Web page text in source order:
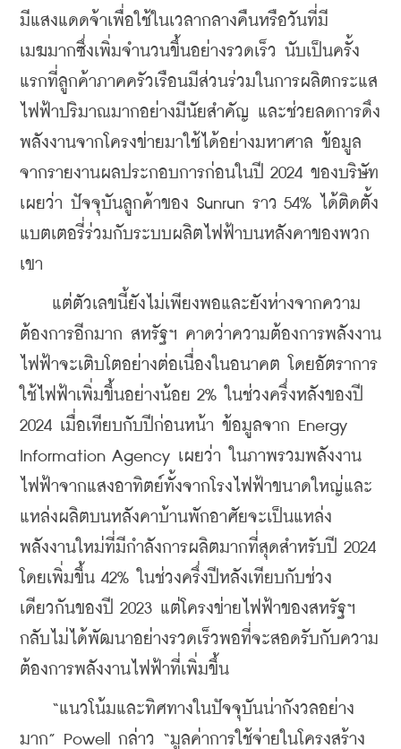
มีแสงแดดจ้าเพื่อใช้ในเวลากลางคืนหรือวันที่มี
เมฆมากซึ่งเพิ่มจำนวนขึ้นอย่างรวดเร็ว นับเป็นครั้ง
แรกที่ลูกค้าภาคครัวเรือนมีส่วนร่วมในการผลิตกระแส
ไฟฟ้าปริมาณมากอย่างมีนัยสำคัญ และช่วยลดการดึง
พลังงานจากโครงข่ายมาใช้ได้อย่างมหาศาล ข้อมูล
จากรายงานผลประกอบการก่อนในปี 2024 ของบริษัท
เผยว่า ปัจจุบันลูกค้าของ Sunrun ราว 54% ได้ติดตั้ง
แบตเตอรี่ร่วมกับระบบผลิตไฟฟ้าบนหลังคาของพวก
เขา
แต่ตัวเลขนี้ยังไม่เพียงพอและยังห่างจากความ
ต้องการอีกมาก สหรัฐฯ คาดว่าความต้องการพลังงาน
ไฟฟ้าจะเติบโตอย่างต่อเนื่องในอนาคต โดยอัตราการ
ใช้ไฟฟ้าเพิ่มขึ้นอย่างน้อย 2% ในช่วงครึ่งหลังของปี
2024 เมื่อเทียบกับปีก่อนหน้า ข้อมูลจาก Energy
Information Agency เผยว่า ในภาพรวมพลังงาน
ไฟฟ้าจากแสงอาทิตย์ทั้งจากโรงไฟฟ้าขนาดใหญ่และ
แหล่งผลิตบนหลังคาบ้านพักอาศัยจะเป็นแหล่ง
พลังงานใหม่ที่มีกำลังการผลิตมากที่สุดสำหรับปี 2024
โดยเพิ่มขึ้น 42% ในช่วงครึ่งปีหลังเทียบกับช่วง
เดียวกันของปี 2023 แต่โครงข่ายไฟฟ้าของสหรัฐฯ
กลับไม่ได้พัฒนาอย่างรวดเร็วพอที่จะสอดรับกับความ
ต้องการพลังงานไฟฟ้าที่เพิ่มขึ้น
“แนวโน้มและทิศทางในปัจจุบันน่ากังวลอย่าง
มาก” Powell กล่าว “มูลค่าการใช้จ่ายในโครงสร้าง